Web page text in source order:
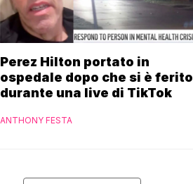
Perez Hilton portato in
ospedale dopo che si è ferito
durante una live di TikTok
ANTHONY FESTA